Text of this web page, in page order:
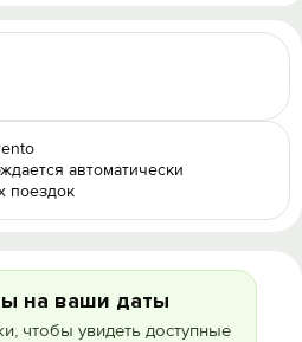
автоматически
поездок
на ваши даты
чтобы увидеть доступные